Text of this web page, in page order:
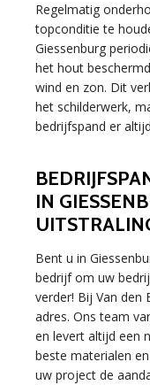
Regelmatig
topconditie te
Giessenburg
het hout
wind en zon. Dit
het schilderwerk,
bedrijfspand er
IN
Bent u in
bedrijf om uw
verder! Bij Van den
adres. Ons team
en levert altijd een
beste materialen
uw project de